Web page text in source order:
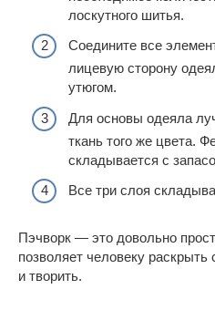
лоскутного шитья.
Соедините все
лицевую сторону
утюгом.
Для основы одеяла
ткань того же цвета.
складывается с
Все три слоя
Пэчворк — это довольно
позволяет человеку раскрыть
и творить.